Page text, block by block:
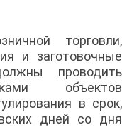
торговли,
и заготовочные
проводить
объектов
в срок,
дней со дня